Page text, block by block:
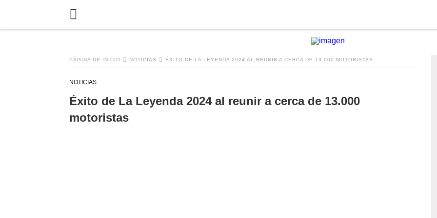
PÁGINA DE INICIO NOTICIAS ÉXITO DE LA LEYENDA 2024 AL REUNIR A CERCA DE 13.000 MOTORISTAS
NOTICIAS
Éxito de La Leyenda 2024 al reunir a cerca de 13.000
motoristas